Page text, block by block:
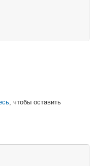
, чтобы оставить